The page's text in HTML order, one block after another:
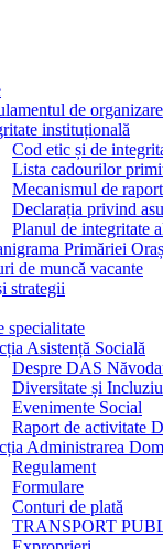
de
instituțională
Cod etic și de
Lista cadourilor
Mecanismul de
Declarația privind
Planul de integritate
Primăriei
de muncă vacante
strategii
specialitate
Asistență Socială
Despre DAS
Diversitate și
Evenimente Social
Raport de activitate
Administrarea
Regulament
Formulare
Conturi de plată
TRANSPORT